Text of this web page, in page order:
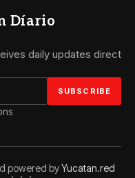
Díario
daily updates direct
powered byYucatan.red